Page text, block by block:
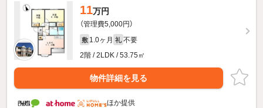
11万円
（管理費5,000円）
敷 1.0ヶ月 礼 不要
2階 / 2LDK / 53.75㎡
物件詳細を見る
ほか提供